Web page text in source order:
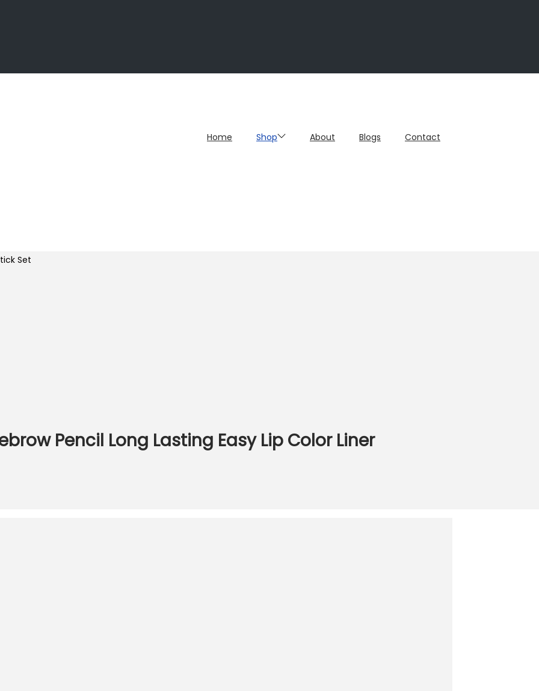
Home Shop About Blogs Contact
Set
Pencil Long Lasting Easy Lip Color Liner